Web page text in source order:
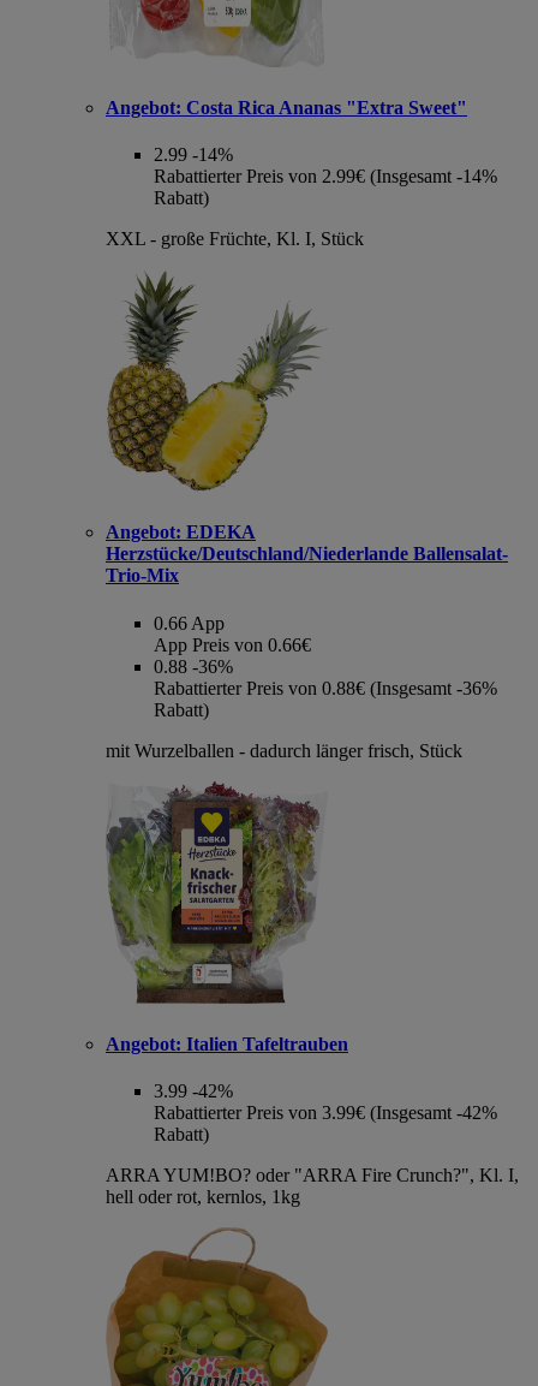
Angebot: Costa Rica Ananas "Extra Sweet"
2.99 -14%
Rabattierter Preis von 2.99€ (Insgesamt -14%
Rabatt)
XXL - große Früchte, Kl. I, Stück
Angebot: EDEKA
Herzstücke/Deutschland/Niederlande Ballensalat-
Trio-Mix
0.66 App
App Preis von 0.66€
0.88 -36%
Rabattierter Preis von 0.88€ (Insgesamt -36%
Rabatt)
mit Wurzelballen - dadurch länger frisch, Stück
Angebot: Italien Tafeltrauben
3.99 -42%
Rabattierter Preis von 3.99€ (Insgesamt -42%
Rabatt)
ARRA YUM!BO? oder "ARRA Fire Crunch?", Kl. I,
hell oder rot, kernlos, 1kg